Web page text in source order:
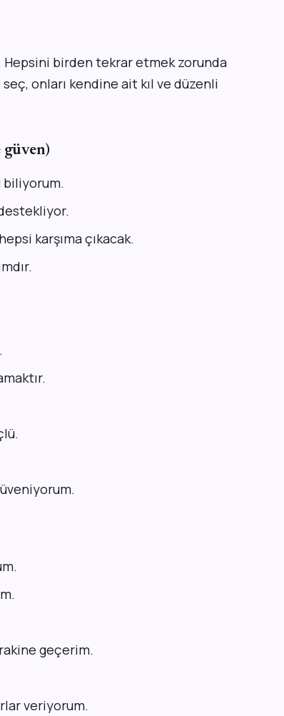
Hepsini birden tekrar etmek zorunda
onları kendine ait kıl ve düzenli
güven)
biliyorum.
karşıma çıkacak.
geçerim.
veriyorum.